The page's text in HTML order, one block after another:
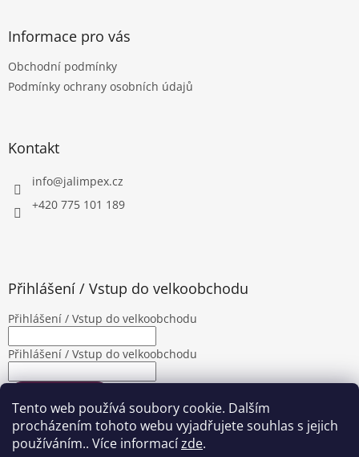
Tento web používá soubory cookie. Dalším
procházením tohoto webu vyjadřujete souhlas s jejich
používáním.. Více informacízde.
Informace pro vás
Obchodní podmínky
Podmínky ochrany osobních údajů
Kontakt
info@jalimpex.cz
+420 775 101 189
Přihlášení / Vstup do velkoobchodu
Přihlášení / Vstup do velkoobchodu
Přihlášení / Vstup do velkoobchodu
Nová registrace Zapomenuté heslo